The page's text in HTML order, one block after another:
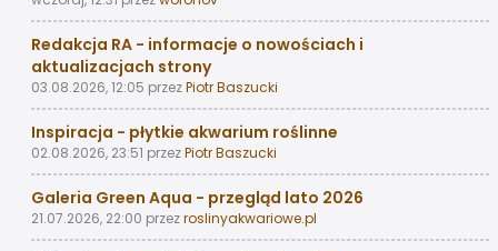
Redakcja RA - informacje o nowościach i
aktualizacjach strony
03.08.2026, 12:05 przezPiotr Baszucki
Inspiracja - płytkie akwarium roślinne
02.08.2026, 23:51 przezPiotr Baszucki
Galeria Green Aqua - przegląd lato 2026
21.07.2026, 22:00 przezroslinyakwariowe.pl